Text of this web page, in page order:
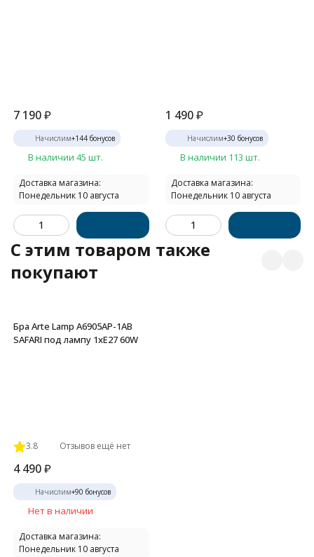
7 190₽
Начислим+144 бонусов
В наличии 45 шт.
Доставка магазина:
Понедельник 10 августа
1 490 ₽
Начислим+30 бонусов
В наличии 113 шт.
Доставка магазина:
Понедельник 10 августа
C этим товаром также
покупают
Бра Arte Lamp A6905AP-1AB
SAFARI под лампу 1xE27 60W
3.8 Отзывов ещё нет
4 490₽
Начислим+90 бонусов
Нет в наличии
Доставка магазина:
Понедельник 10 августа